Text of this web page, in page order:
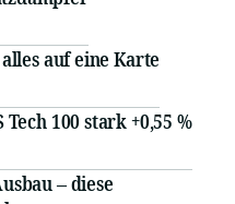
auf eine Karte
100 stark +0,55 %
– diese